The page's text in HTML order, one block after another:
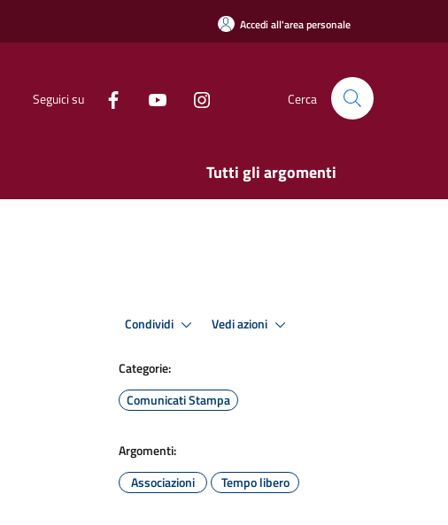
Accedi all'area personale
Seguici su Cerca
Tutti gli argomenti
Condividi Vedi azioni
Categorie:
Comunicati Stampa
Argomenti:
Associazioni
Tempo libero